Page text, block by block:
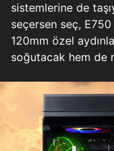
sistemlerine de
seçersen seç,
120mm özel
soğutacak hem de